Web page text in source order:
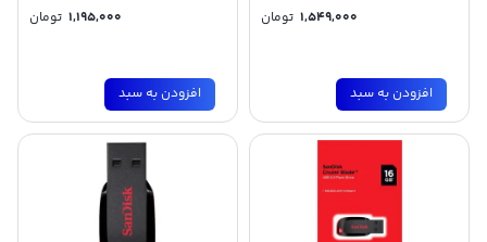
1,549,000 تومان
افزودن به سبد
1,195,000 تومان
افزودن به سبد